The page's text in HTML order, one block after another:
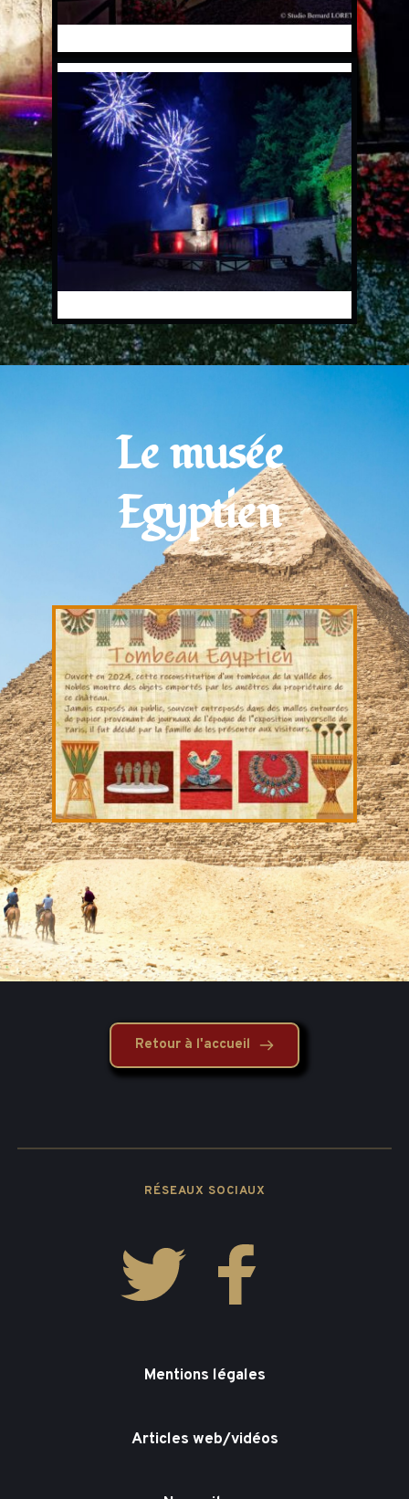
Le musée
Egyptien
Retour à l'accueil
RÉSEAUX SOCIAUX
Mentions légales
Articles web/vidéos